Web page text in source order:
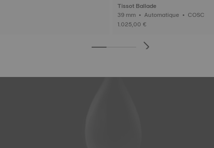
Tissot Ballade
39 mm • Automatique • COSC
1.025,00 €